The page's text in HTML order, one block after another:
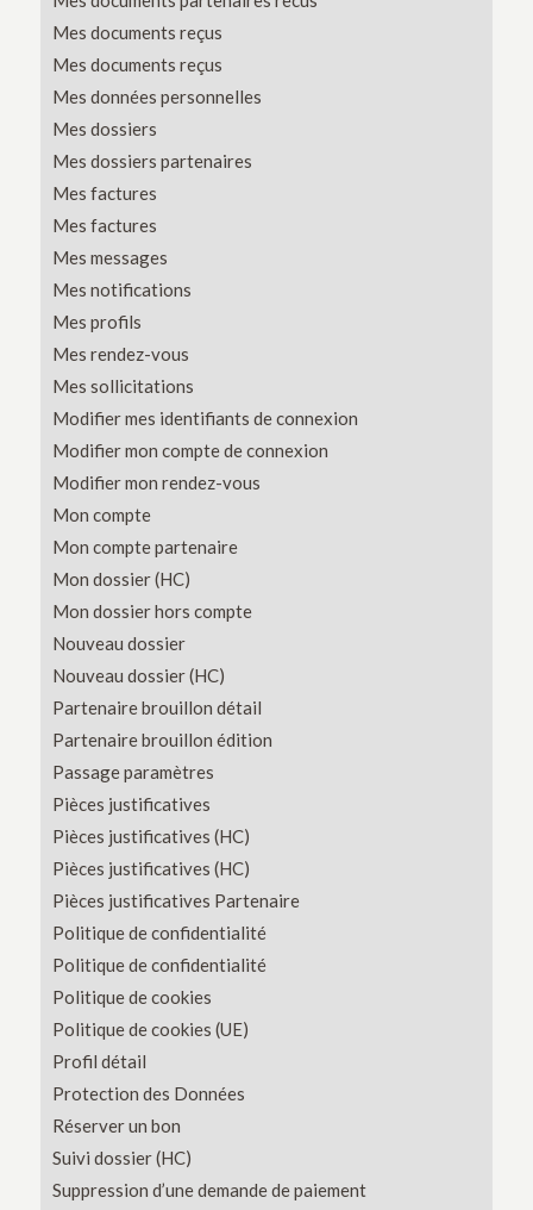
Mes documents reçus
Mes documents reçus
Mes données personnelles
Mes dossiers
Mes dossiers partenaires
Mes factures
Mes factures
Mes messages
Mes notifications
Mes profils
Mes rendez-vous
Mes sollicitations
Modifier mes identifiants de connexion
Modifier mon compte de connexion
Modifier mon rendez-vous
Mon compte
Mon compte partenaire
Mon dossier (HC)
Mon dossier hors compte
Nouveau dossier
Nouveau dossier (HC)
Partenaire brouillon détail
Partenaire brouillon édition
Passage paramètres
Pièces justificatives
Pièces justificatives (HC)
Pièces justificatives (HC)
Pièces justificatives Partenaire
Politique de confidentialité
Politique de confidentialité
Politique de cookies
Politique de cookies (UE)
Profil détail
Protection des Données
Réserver un bon
Suivi dossier (HC)
Suppression d’une demande de paiement